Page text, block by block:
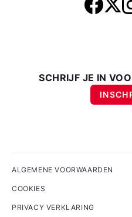
SCHRIJF JE IN
ALGEMENE VOORWAARDEN
COOKIES
PRIVACY VERKLARING